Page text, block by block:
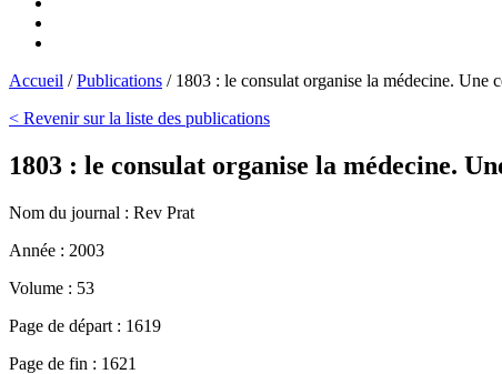
Accueil /Publications / 1803 : le consulat organise la médecine. Une
< Revenir sur la liste des publications
1803 : le consulat organise la médecine.
Nom du journal : Rev Prat
Année : 2003
Volume : 53
Page de départ : 1619
Page de fin : 1621